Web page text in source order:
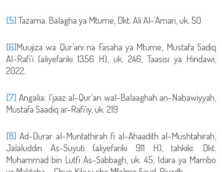
[5] Tazama: Balagha ya Mtume, Dkt. Ali Al-‘Amari, uk. 50
[6]Muujiza wa Qur’ani na Fasaha ya Mtume, Mustafa Sadiq
Al-Rafi’i (aliyefariki 1356 H), uk. 246, Taasisi ya Hindawi,
2022.
[7] Angalia: I'jaaz al-Qur'an wal-Balaaghah an-Nabawiyyah,
Mustafa Saadiq ar-Rafi'iy, uk. 219
[8] Ad-Durar al-Muntathirah fi al-Ahaadith al-Mushtahirah,
Jalaluddin As-Suyuti (aliyefariki 911 H), tahkiki: Dkt.
Muhammad bin Lutfi As-Sabbagh, uk. 45, Idara ya Mambo